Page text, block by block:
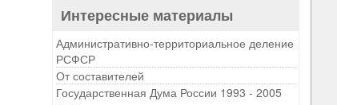
Интересные материалы
Административно-территориальное деление
РСФСР
От составителей
Государственная Дума России 1993 - 2005